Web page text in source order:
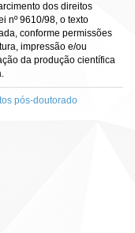
dos direitos
nº 9610/98, o texto
conforme permissões
impressão e/ou
da produção científica
pós-doutorado